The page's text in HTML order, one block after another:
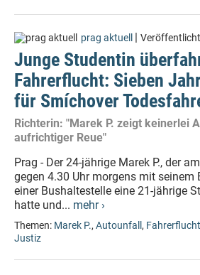
prag aktuell |
Junge Studentin
Fahrerflucht: Sieben
für Smíchover
Richterin: "Marek P. zeigt keinerlei
aufrichtiger Reue"
Prag - Der 24-jährige Marek P., der
gegen 4.30 Uhr morgens mit seinem
einer Bushaltestelle eine 21-jährige
hatte und... mehr ›
Themen: Marek P., Autounfall , Fahrerflucht
Justiz